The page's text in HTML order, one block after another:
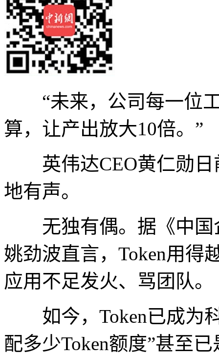
“未来，公司每一位工
算，让产出放大10倍。”
英伟达CEO黄仁勋日
地有声。
无独有偶。据《中国
姚劲波直言，Token用得
应用不足发火、骂团队。
如今，Token已成为科
配多少Token额度”甚至